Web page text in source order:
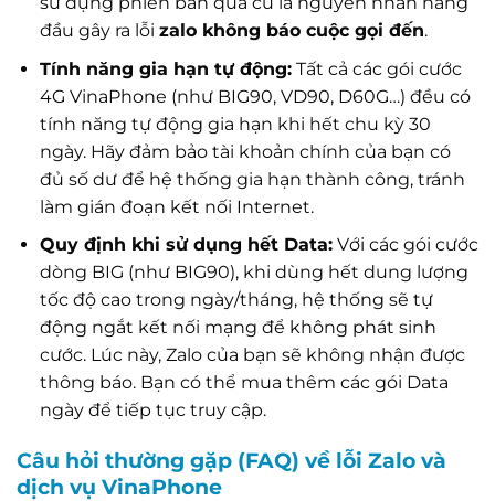
đầu gây ra lỗi zalo không báo cuộc gọi đến.
Tính năng gia hạn tự động:Tất cả các gói cước
4G VinaPhone (như BIG90, VD90, D60G…) đều có
tính năng tự động gia hạn khi hết chu kỳ 30
ngày. Hãy đảm bảo tài khoản chính của bạn có
đủ số dư để hệ thống gia hạn thành công, tránh
làm gián đoạn kết nối Internet.
Quy định khi sử dụng hết Data:Với các gói cước
dòng BIG (như BIG90), khi dùng hết dung lượng
tốc độ cao trong ngày/tháng, hệ thống sẽ tự
động ngắt kết nối mạng để không phát sinh
cước. Lúc này, Zalo của bạn sẽ không nhận được
thông báo. Bạn có thể mua thêm các gói Data
ngày để tiếp tục truy cập.
Câu hỏi thường gặp (FAQ) về lỗi Zalo và
dịch vụ VinaPhone